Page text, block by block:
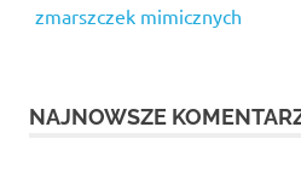
zmarszczek mimicznych
NAJNOWSZE